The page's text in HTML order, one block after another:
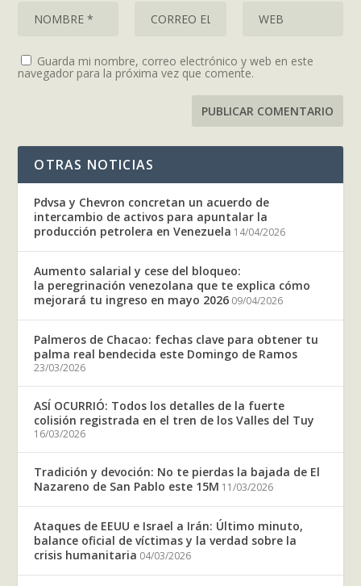
Guarda mi nombre, correo electrónico y web en este
navegador para la próxima vez que comente.
OTRAS NOTICIAS
Pdvsa y Chevron concretan un acuerdo de
intercambio de activos para apuntalar la
producción petrolera en Venezuela 14/04/2026
Aumento salarial y cese del bloqueo:
la peregrinación venezolana que te explica cómo
mejorará tu ingreso en mayo 2026 09/04/2026
Palmeros de Chacao: fechas clave para obtener tu
palma real bendecida este Domingo de Ramos
23/03/2026
ASÍ OCURRIÓ: Todos los detalles de la fuerte
colisión registrada en el tren de los Valles del Tuy
16/03/2026
Tradición y devoción: No te pierdas la bajada de El
Nazareno de San Pablo este 15M 11/03/2026
Ataques de EEUU e Israel a Irán: Último minuto,
balance oficial de víctimas y la verdad sobre la
crisis humanitaria 04/03/2026